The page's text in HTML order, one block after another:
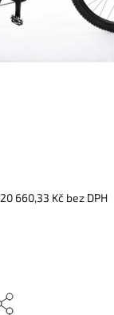
20 660,33 Kč bez DPH